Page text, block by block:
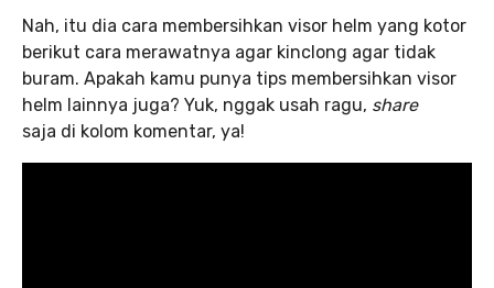
Nah, itu dia cara membersihkan visor helm yang kotor
berikut cara merawatnya agar kinclong agar tidak
buram. Apakah kamu punya tips membersihkan visor
helm lainnya juga? Yuk, nggak usah ragu, share
saja di kolom komentar, ya!